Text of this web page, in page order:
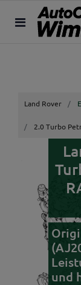
Land Rover
2.0 Turbo
und